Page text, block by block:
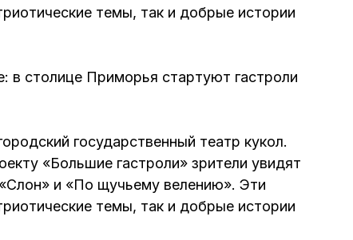
темы, так и добрые истории
в столице Приморья стартуют гастроли
государственный театр кукол.
«Большие гастроли» зрители увидят
и «По щучьему велению». Эти
темы, так и добрые истории